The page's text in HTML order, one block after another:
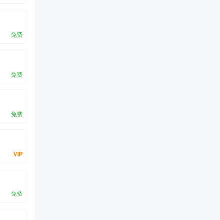
免费
免费
免费
VIP
免费